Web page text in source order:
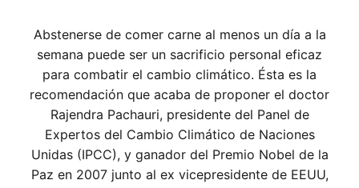
Abstenerse de comer carne al menos un día a la
semana puede ser un sacrificio personal eficaz
para combatir el cambio climático. Ésta es la
recomendación que acaba de proponer el doctor
Rajendra Pachauri, presidente del Panel de
Expertos del Cambio Climático de Naciones
Unidas (IPCC), y ganador del Premio Nobel de la
Paz en 2007 junto al ex vicepresidente de EEUU,